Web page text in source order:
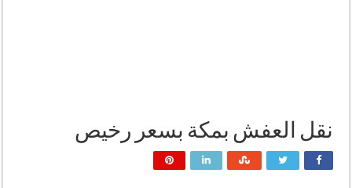
نقل العفش بمكة بسعر رخيص